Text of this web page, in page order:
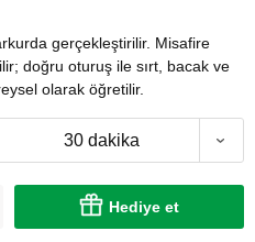
gerçekleştirilir. Misafire
doğru oturuş ile sırt, bacak ve
olarak öğretilir.
30 dakika
Hediye et